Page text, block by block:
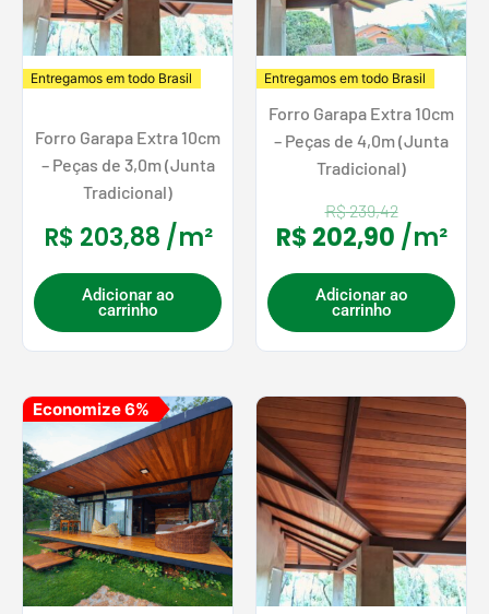
Entregamos em todo Brasil
Forro Garapa Extra 10cm
– Peças de 3,0m (Junta
Tradicional)
R$ 203,88 /m²
Adicionar ao
carrinho
Entregamos em todo Brasil
Forro Garapa Extra 10cm
– Peças de 4,0m (Junta
Tradicional)
R$239,42
R$ 202,90 /m²
Adicionar ao
carrinho
Economize 6%
O
preço
original
era:
R$ 221,88.
O
preço
atual
é:
R$ 208,50.